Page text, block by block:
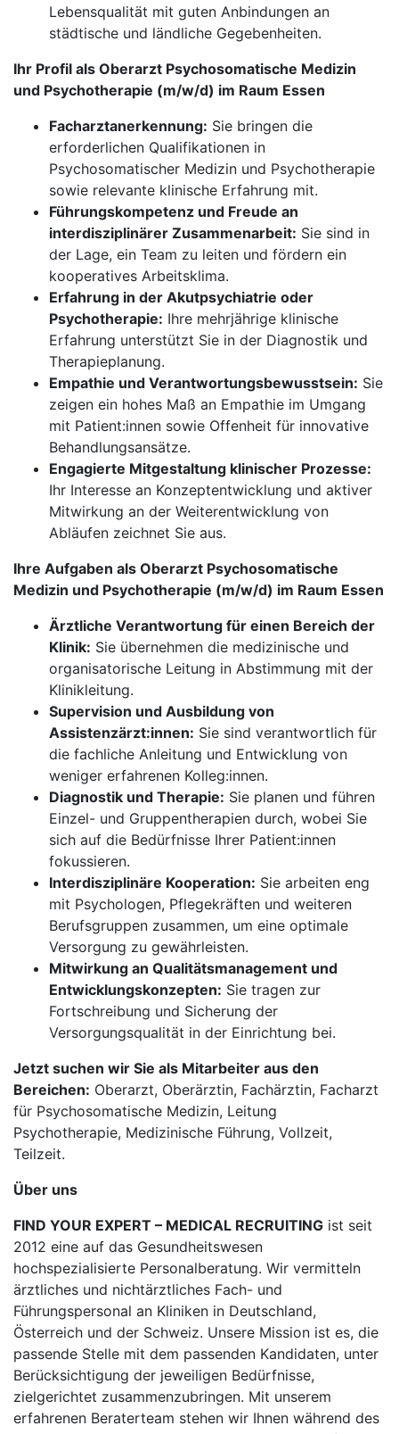
Lebensqualität mit guten Anbindungen an
städtische und ländliche Gegebenheiten.
Ihr Profil als Oberarzt Psychosomatische Medizin
und Psychotherapie (m/w/d) im Raum Essen
Facharztanerkennung: Sie bringen die
erforderlichen Qualifikationen in
Psychosomatischer Medizin und Psychotherapie
sowie relevante klinische Erfahrung mit.
Führungskompetenz und Freude an
interdisziplinärer Zusammenarbeit: Sie sind in
der Lage, ein Team zu leiten und fördern ein
kooperatives Arbeitsklima.
Erfahrung in der Akutpsychiatrie oder
Psychotherapie: Ihre mehrjährige klinische
Erfahrung unterstützt Sie in der Diagnostik und
Therapieplanung.
Empathie und Verantwortungsbewusstsein: Sie
zeigen ein hohes Maß an Empathie im Umgang
mit Patient:innen sowie Offenheit für innovative
Behandlungsansätze.
Engagierte Mitgestaltung klinischer Prozesse:
Ihr Interesse an Konzeptentwicklung und aktiver
Mitwirkung an der Weiterentwicklung von
Abläufen zeichnet Sie aus.
Ihre Aufgaben als Oberarzt Psychosomatische
Medizin und Psychotherapie (m/w/d) im Raum Essen
Ärztliche Verantwortung für einen Bereich der
Klinik: Sie übernehmen die medizinische und
organisatorische Leitung in Abstimmung mit der
Klinikleitung.
Supervision und Ausbildung von
Assistenzärzt:innen: Sie sind verantwortlich für
die fachliche Anleitung und Entwicklung von
weniger erfahrenen Kolleg:innen.
Diagnostik und Therapie: Sie planen und führen
Einzel- und Gruppentherapien durch, wobei Sie
sich auf die Bedürfnisse Ihrer Patient:innen
fokussieren.
Interdisziplinäre Kooperation: Sie arbeiten eng
mit Psychologen, Pflegekräften und weiteren
Berufsgruppen zusammen, um eine optimale
Versorgung zu gewährleisten.
Mitwirkung an Qualitätsmanagement und
Entwicklungskonzepten: Sie tragen zur
Fortschreibung und Sicherung der
Versorgungsqualität in der Einrichtung bei.
Jetzt suchen wir Sie als Mitarbeiter aus den
Bereichen: Oberarzt, Oberärztin, Fachärztin, Facharzt
für Psychosomatische Medizin, Leitung
Psychotherapie, Medizinische Führung, Vollzeit,
Teilzeit.
Über uns
FIND YOUR EXPERT – MEDICAL RECRUITING ist seit
2012 eine auf das Gesundheitswesen
hochspezialisierte Personalberatung. Wir vermitteln
ärztliches und nichtärztliches Fach- und
Führungspersonal an Kliniken in Deutschland,
Österreich und der Schweiz. Unsere Mission ist es, die
passende Stelle mit dem passenden Kandidaten, unter
Berücksichtigung der jeweiligen Bedürfnisse,
zielgerichtet zusammenzubringen. Mit unserem
erfahrenen Beraterteam stehen wir Ihnen während des